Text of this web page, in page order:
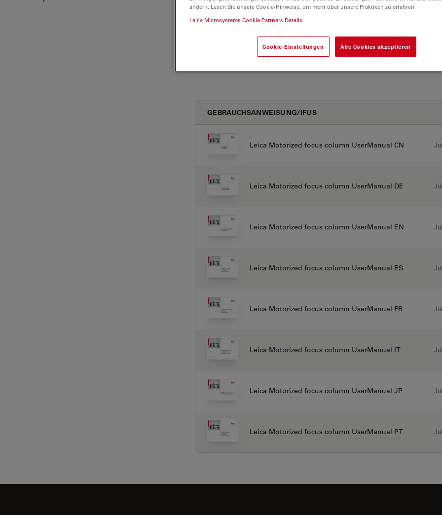
EC DoC Motor Focus Column M-series A 2026-07-01
GEBRAUCHSANWEISUNG/IFUS
Leica Motorized focus column UserManual CN
Leica Motorized focus column UserManual DE
Leica Motorized focus column UserManual EN
Leica Motorized focus column UserManual ES
Leica Motorized focus column UserManual FR
Leica Motorized focus column UserManual IT
Leica Motorized focus column UserManual JP
Leica Motorized focus column UserManual PT
ändern. Lesen Sie unsere Cookie-Hinweise, um mehr über unsere Praktiken zu erfahren
Leica Microsystems Cookie Partners Details
Cookie-Einstellungen Alle Cookies akzeptieren